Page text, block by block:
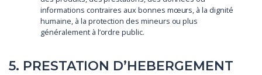
informations contraires aux bonnes mœurs, à la dignité
humaine, à la protection des mineurs ou plus
généralement à l’ordre public.
5. PRESTATION D’HEBERGEMENT